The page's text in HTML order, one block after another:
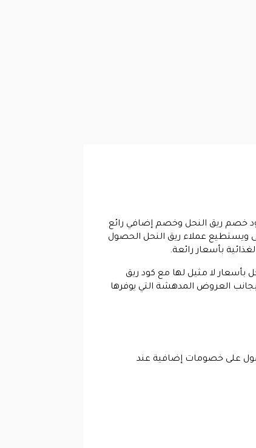
خصم ريق النحل وخصم إضافي رائع
ويستطيع عملاء ريق النحل الحصول
بأسعار رائعة.
بأسعار لا مثيل لها مع كود ريق
العروض المدهشة التي يوفرها
على خصومات إضافية عند